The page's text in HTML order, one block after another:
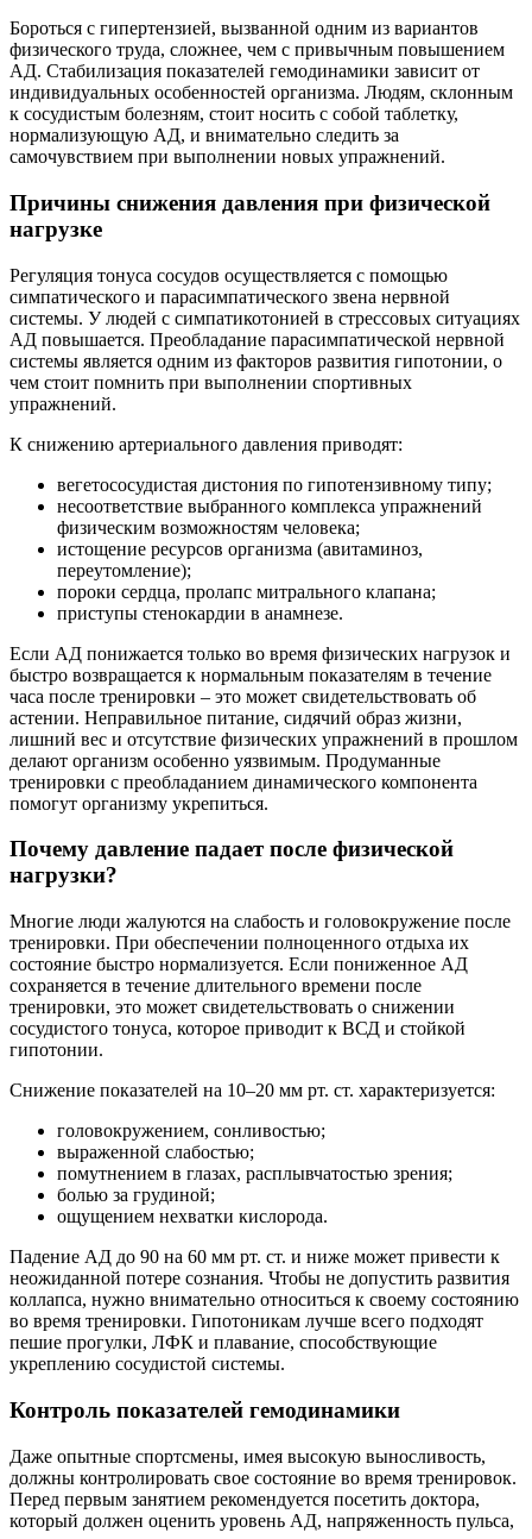
Бороться с гипертензией, вызванной одним из вариантов
физического труда, сложнее, чем с привычным повышением
АД. Стабилизация показателей гемодинамики зависит от
индивидуальных особенностей организма. Людям, склонным
к сосудистым болезням, стоит носить с собой таблетку,
нормализующую АД, и внимательно следить за
самочувствием при выполнении новых упражнений.
Причины снижения давления при физической
нагрузке
Регуляция тонуса сосудов осуществляется с помощью
симпатического и парасимпатического звена нервной
системы. У людей с симпатикотонией в стрессовых ситуациях
АД повышается. Преобладание парасимпатической нервной
системы является одним из факторов развития гипотонии, о
чем стоит помнить при выполнении спортивных
упражнений.
К снижению артериального давления приводят:
вегетососудистая дистония по гипотензивному типу;
несоответствие выбранного комплекса упражнений
физическим возможностям человека;
истощение ресурсов организма (авитаминоз,
переутомление);
пороки сердца, пролапс митрального клапана;
приступы стенокардии в анамнезе.
Если АД понижается только во время физических нагрузок и
быстро возвращается к нормальным показателям в течение
часа после тренировки – это может свидетельствовать об
астении. Неправильное питание, сидячий образ жизни,
лишний вес и отсутствие физических упражнений в прошлом
делают организм особенно уязвимым. Продуманные
тренировки с преобладанием динамического компонента
помогут организму укрепиться.
Почему давление падает после физической
нагрузки?
Многие люди жалуются на слабость и головокружение после
тренировки. При обеспечении полноценного отдыха их
состояние быстро нормализуется. Если пониженное АД
сохраняется в течение длительного времени после
тренировки, это может свидетельствовать о снижении
сосудистого тонуса, которое приводит к ВСД и стойкой
гипотонии.
Снижение показателей на 10–20 мм рт. ст. характеризуется:
головокружением, сонливостью;
выраженной слабостью;
помутнением в глазах, расплывчатостью зрения;
болью за грудиной;
ощущением нехватки кислорода.
Падение АД до 90 на 60 мм рт. ст. и ниже может привести к
неожиданной потере сознания. Чтобы не допустить развития
коллапса, нужно внимательно относиться к своему состоянию
во время тренировки. Гипотоникам лучше всего подходят
пешие прогулки, ЛФК и плавание, способствующие
укреплению сосудистой системы.
Контроль показателей гемодинамики
Даже опытные спортсмены, имея высокую выносливость,
должны контролировать свое состояние во время тренировок.
Перед первым занятием рекомендуется посетить доктора,
который должен оценить уровень АД, напряженность пульса,